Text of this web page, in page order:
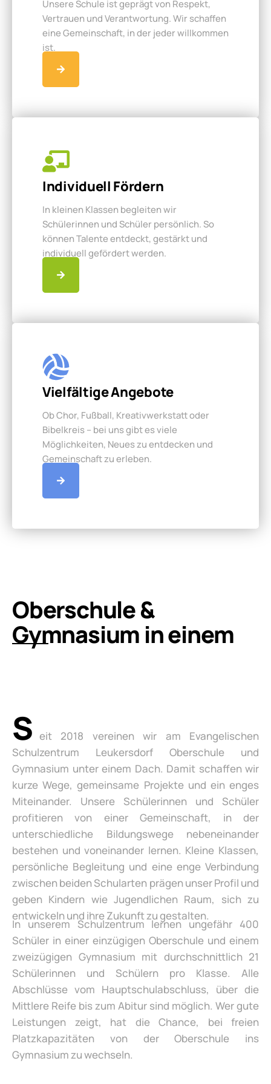
Unsere Schule ist geprägt von Respekt,
Vertrauen und Verantwortung. Wir schaffen
eine Gemeinschaft, in der jeder willkommen
ist.
Individuell Fördern
In kleinen Klassen begleiten wir
Schülerinnen und Schüler persönlich. So
können Talente entdeckt, gestärkt und
individuell gefördert werden.
Vielfältige Angebote
Ob Chor, Fußball, Kreativwerkstatt oder
Bibelkreis – bei uns gibt es viele
Möglichkeiten, Neues zu entdecken und
Gemeinschaft zu erleben.
Oberschule &
Gymnasium in einem
S eit 2018 vereinen wir am Evangelischen
Schulzentrum Leukersdorf Oberschule und
Gymnasium unter einem Dach. Damit schaffen wir
kurze Wege, gemeinsame Projekte und ein enges
Miteinander. Unsere Schülerinnen und Schüler
profitieren von einer Gemeinschaft, in der
unterschiedliche Bildungswege nebeneinander
bestehen und voneinander lernen. Kleine Klassen,
persönliche Begleitung und eine enge Verbindung
zwischen beiden Schularten prägen unser Profil und
geben Kindern wie Jugendlichen Raum, sich zu
entwickeln und ihre Zukunft zu gestalten.
In unserem Schulzentrum lernen ungefähr 400
Schüler in einer einzügigen Oberschule und einem
zweizügigen Gymnasium mit durchschnittlich 21
Schülerinnen und Schülern pro Klasse. Alle
Abschlüsse vom Hauptschulabschluss, über die
Mittlere Reife bis zum Abitur sind möglich. Wer gute
Leistungen zeigt, hat die Chance, bei freien
Platzkapazitäten von der Oberschule ins
Gymnasium zu wechseln.